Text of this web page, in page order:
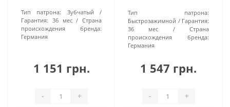
Тип патрона:
Зубчатый
Гарантия:
36 мес
Страна
происхождения бренда:
Германия
1 151 грн.
- +
Тип патрона:
Быстрозажимной
Гарантия:
36 мес
Страна
происхождения бренда:
Германия
1 547 грн.
- +